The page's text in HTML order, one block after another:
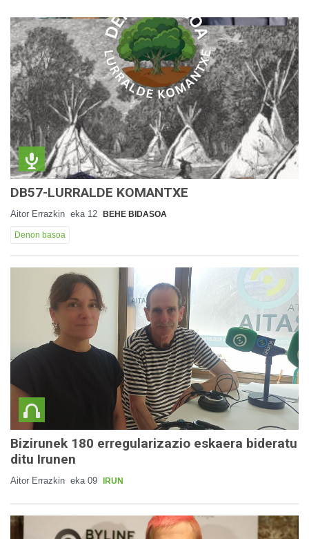
DB57-LURRALDE KOMANTXE
Aitor Errazkin eka 12 BEHE BIDASOA
Denon basoa
Bizirunek 180 erregularizazio eskaera bideratu
ditu Irunen
Aitor Errazkin eka 09 IRUN